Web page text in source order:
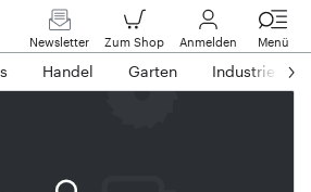
Newsletter Zum Shop Anmelden Menü
Handel Garten Industrie